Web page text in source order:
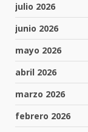
julio 2026
junio 2026
mayo 2026
abril 2026
marzo 2026
febrero 2026